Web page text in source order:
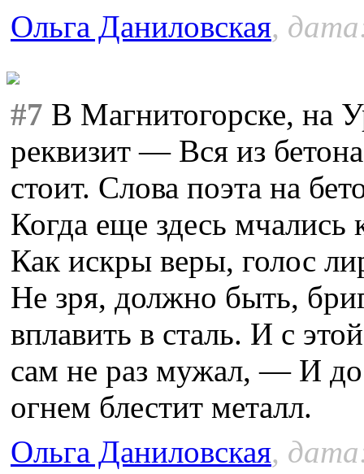
Ольга Даниловская,
#7 В Магнитогорске, на
реквизит — Вся из
стоит. Слова поэта на
Когда еще здесь мчались
Как искры веры, голос
Не зря, должно быть,
вплавить в сталь. И с
сам не раз мужал, — И
огнем блестит металл.
Ольга Даниловская,